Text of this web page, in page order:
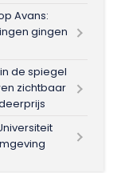
Avans:
gingen
de spiegel
zichtbaar